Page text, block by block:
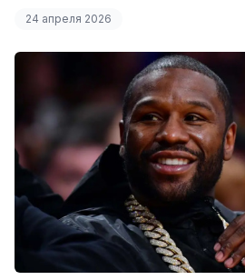
24 апреля 2026